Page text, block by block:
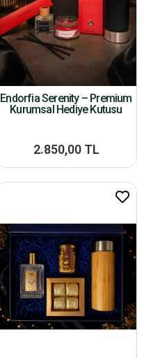
Endorfia Serenity – Premium
Kurumsal Hediye Kutusu
2.850,00 TL